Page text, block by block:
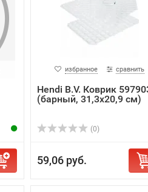
избранное сравнить
Hendi B.V. Коврик
(барный, 31,3х20,9 см)
(0)
59,06 руб.